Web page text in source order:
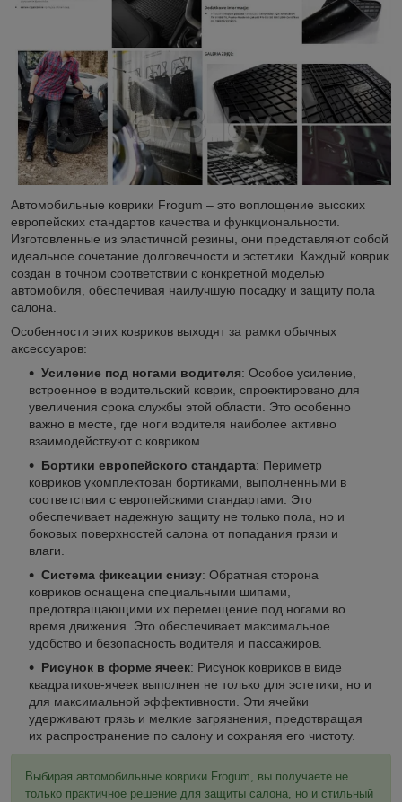
Автомобильные коврики Frogum – это воплощение высоких
европейских стандартов качества и функциональности.
Изготовленные из эластичной резины, они представляют собой
идеальное сочетание долговечности и эстетики. Каждый коврик
создан в точном соответствии с конкретной моделью
автомобиля, обеспечивая наилучшую посадку и защиту пола
салона.
Особенности этих ковриков выходят за рамки обычных
аксессуаров:
Усиление под ногами водителя: Особое усиление,
встроенное в водительский коврик, спроектировано для
увеличения срока службы этой области. Это особенно
важно в месте, где ноги водителя наиболее активно
взаимодействуют с ковриком.
Бортики европейского стандарта: Периметр
ковриков укомплектован бортиками, выполненными в
соответствии с европейскими стандартами. Это
обеспечивает надежную защиту не только пола, но и
боковых поверхностей салона от попадания грязи и
влаги.
Система фиксации снизу: Обратная сторона
ковриков оснащена специальными шипами,
предотвращающими их перемещение под ногами во
время движения. Это обеспечивает максимальное
удобство и безопасность водителя и пассажиров.
Рисунок в форме ячеек: Рисунок ковриков в виде
квадратиков-ячеек выполнен не только для эстетики, но и
для максимальной эффективности. Эти ячейки
удерживают грязь и мелкие загрязнения, предотвращая
их распространение по салону и сохраняя его чистоту.
Выбирая автомобильные коврики Frogum, вы получаете не
только практичное решение для защиты салона, но и стильный